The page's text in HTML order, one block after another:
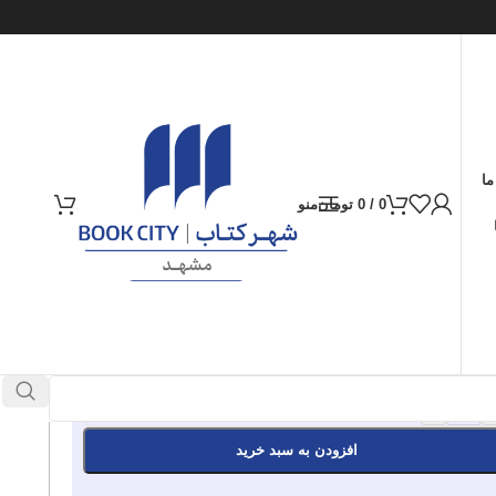
0
/
0 تومانمنو
افزودن به سبد خرید